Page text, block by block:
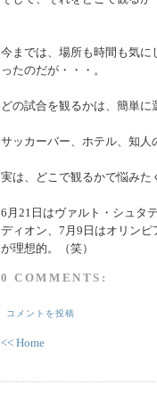
今までは、場所も時間も気
ったのだが・・・。
どの試合を観るかは、簡単
サッカーバー、ホテル、知人
実は、どこで観るかで悩みた
6月21日はヴァルト・シュタ
ディオン、7月9日はオリン
が理想的。（笑）
0 COMMENTS:
コメントを投稿
<< Home